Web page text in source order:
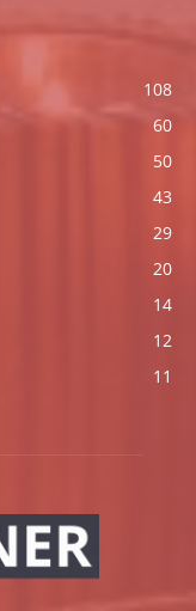
108
60
50
43
29
20
14
12
11